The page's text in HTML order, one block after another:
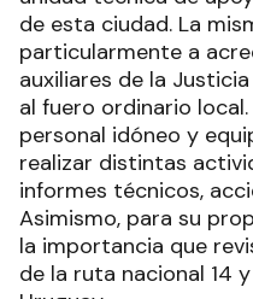
de esta ciudad. La
particularmente a
auxiliares de la
al fuero ordinario
personal idóneo y
realizar distintas
informes técnicos,
Asimismo, para su
la importancia que
de la ruta nacional 14